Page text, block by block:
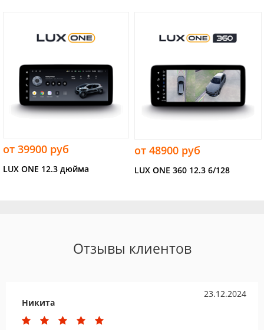
от 39900 руб
LUX ONE 12.3 дюйма
от 48900 руб
LUX ONE 360 12.3 6/128
Отзывы клиентов
23.12.2024
Никита